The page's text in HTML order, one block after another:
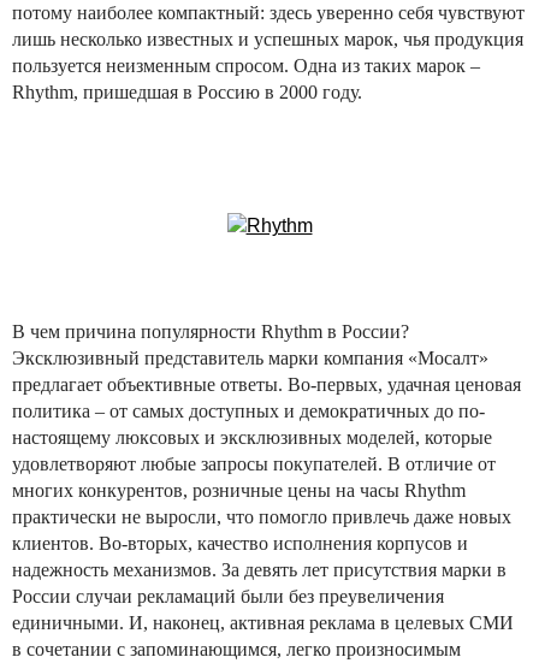
потому наиболее компактный: здесь уверенно себя чувствуют
лишь несколько известных и успешных марок, чья продукция
пользуется неизменным спросом. Одна из таких марок –
Rhythm, пришедшая в Россию в 2000 году.
В чем причина популярности Rhythm в России?
Эксклюзивный представитель марки компания «Мосалт»
предлагает объективные ответы. Во-первых, удачная ценовая
политика – от самых доступных и демократичных до по-
настоящему люксовых и эксклюзивных моделей, которые
удовлетворяют любые запросы покупателей. В отличие от
многих конкурентов, розничные цены на часы Rhythm
практически не выросли, что помогло привлечь даже новых
клиентов. Во-вторых, качество исполнения корпусов и
надежность механизмов. За девять лет присутствия марки в
России случаи рекламаций были без преувеличения
единичными. И, наконец, активная реклама в целевых СМИ
в сочетании с запоминающимся, легко произносимым